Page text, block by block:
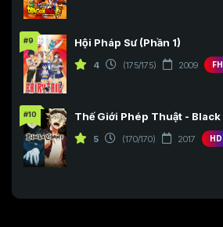
#9 Hội Pháp Sư (Phần 1)
4 (175/175) 2009
#10 Thế Giới Phép Thuật -
5 (170/170) 2017 HD